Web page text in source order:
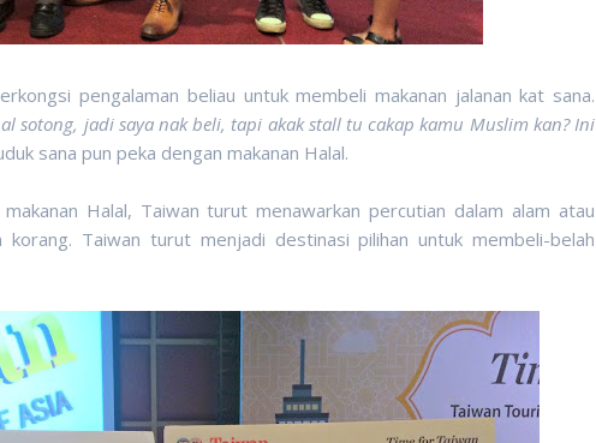
pengalaman beliau untuk membeli makanan jalanan kat sana.
sotong, jadi saya nak beli, tapi akak stall tu cakap kamu Muslim kan? Ini
sana pun peka dengan makanan Halal.
Halal, Taiwan turut menawarkan percutian dalam alam atau
korang. Taiwan turut menjadi destinasi pilihan untuk membeli-belah